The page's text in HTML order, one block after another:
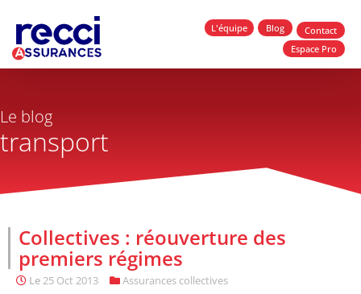
L'équipe Blog
Contact
Espace Pro
Le blog
transport
Collectives : réouverture des
premiers régimes
Le25 Oct 2013 Assurances collectives